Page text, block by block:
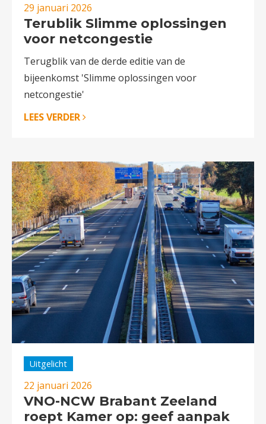
29 januari 2026
Terublik Slimme oplossingen
voor netcongestie
Terugblik van de derde editie van de
bijeenkomst 'Slimme oplossingen voor
netcongestie'
LEES VERDER
Uitgelicht
22 januari 2026
VNO-NCW Brabant Zeeland
roept Kamer op: geef aanpak